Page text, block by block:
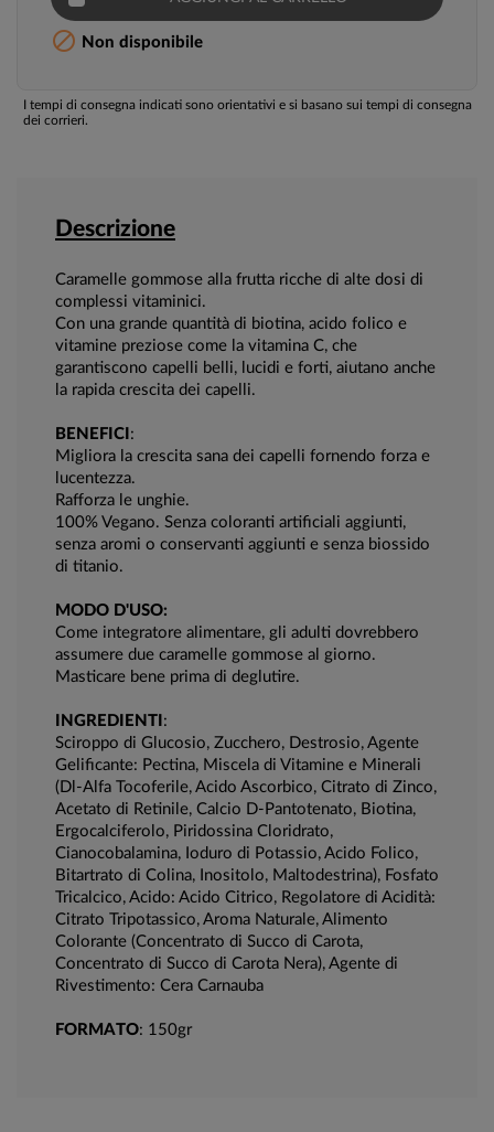
 Non disponibile
I tempi di consegna indicati sono orientativi e si basano sui tempi di consegna
dei corrieri.
Descrizione
Caramelle gommose alla frutta ricche di alte dosi di
complessi vitaminici.
Con una grande quantità di biotina, acido folico e
vitamine preziose come la vitamina C, che
garantiscono capelli belli, lucidi e forti, aiutano anche
la rapida crescita dei capelli.
BENEFICI :
Migliora la crescita sana dei capelli fornendo forza e
lucentezza.
Rafforza le unghie.
100% Vegano. Senza coloranti artificiali aggiunti,
senza aromi o conservanti aggiunti e senza biossido
di titanio.
MODO D'USO:
Come integratore alimentare, gli adulti dovrebbero
assumere due caramelle gommose al giorno.
Masticare bene prima di deglutire.
INGREDIENTI :
Sciroppo di Glucosio, Zucchero, Destrosio, Agente
Gelificante: Pectina, Miscela di Vitamine e Minerali
(Dl-Alfa Tocoferile, Acido Ascorbico, Citrato di Zinco,
Acetato di Retinile, Calcio D-Pantotenato, Biotina,
Ergocalciferolo, Piridossina Cloridrato,
Cianocobalamina, Ioduro di Potassio, Acido Folico,
Bitartrato di Colina, Inositolo, Maltodestrina), Fosfato
Tricalcico, Acido: Acido Citrico, Regolatore di Acidità:
Citrato Tripotassico, Aroma Naturale, Alimento
Colorante (Concentrato di Succo di Carota,
Concentrato di Succo di Carota Nera), Agente di
Rivestimento: Cera Carnauba
FORMATO: 150gr